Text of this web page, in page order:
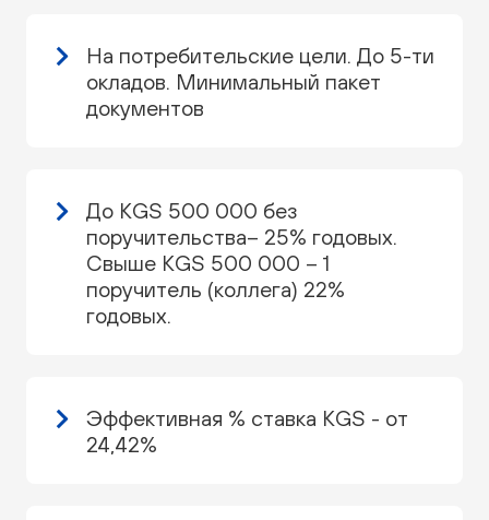
На потребительские цели. До 5-ти
окладов. Минимальный пакет
документов
До KGS 500 000 без
поручительства– 25% годовых.
Свыше KGS 500 000 – 1
поручитель (коллега) 22%
годовых.
Эффективная % ставка KGS - от
24,42%